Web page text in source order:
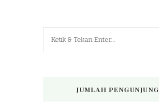
JUMLAH PENGUNJUNG